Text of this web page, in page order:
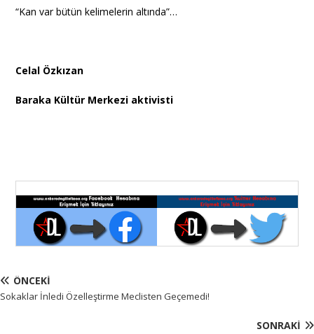
“Kan var bütün kelimelerin altında”…
Celal Özkızan
Baraka Kültür Merkezi aktivisti
ÖNCEKI
Sokaklar İnledi Özelleştirme Meclisten Geçemedi!
SONRAKI